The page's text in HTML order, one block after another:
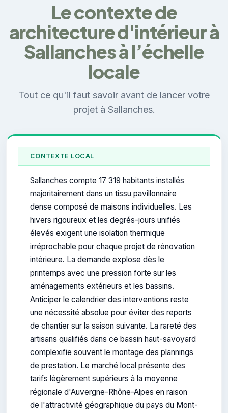
Le contexte de
architecture d'intérieur à
Sallanches à l’échelle
locale
Tout ce qu'il faut savoir avant de lancer votre
projet à Sallanches.
CONTEXTE LOCAL
Sallanches compte 17 319 habitants installés
majoritairement dans un tissu pavillonnaire
dense composé de maisons individuelles. Les
hivers rigoureux et les degrés-jours unifiés
élevés exigent une isolation thermique
irréprochable pour chaque projet de rénovation
intérieure. La demande explose dès le
printemps avec une pression forte sur les
aménagements extérieurs et les bassins.
Anticiper le calendrier des interventions reste
une nécessité absolue pour éviter des reports
de chantier sur la saison suivante. La rareté des
artisans qualifiés dans ce bassin haut-savoyard
complexifie souvent le montage des plannings
de prestation. Le marché local présente des
tarifs légèrement supérieurs à la moyenne
régionale d'Auvergne-Rhône-Alpes en raison
de l'attractivité géographique du pays du Mont-